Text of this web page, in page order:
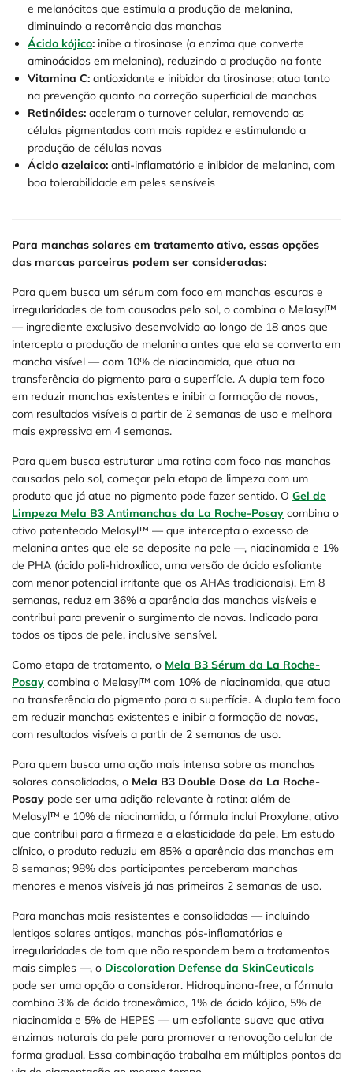
e melanócitos que estimula a produção de melanina,
diminuindo a recorrência das manchas
Ácido kójico: inibe a tirosinase (a enzima que converte
aminoácidos em melanina), reduzindo a produção na fonte
Vitamina C: antioxidante e inibidor da tirosinase; atua tanto
na prevenção quanto na correção superficial de manchas
Retinóides: aceleram o turnover celular, removendo as
células pigmentadas com mais rapidez e estimulando a
produção de células novas
Ácido azelaico: anti-inflamatório e inibidor de melanina, com
boa tolerabilidade em peles sensíveis
Para manchas solares em tratamento ativo, essas opções
das marcas parceiras podem ser consideradas:
Para quem busca um sérum com foco em manchas escuras e
irregularidades de tom causadas pelo sol, o combina o Melasyl™
— ingrediente exclusivo desenvolvido ao longo de 18 anos que
intercepta a produção de melanina antes que ela se converta em
mancha visível — com 10% de niacinamida, que atua na
transferência do pigmento para a superfície. A dupla tem foco
em reduzir manchas existentes e inibir a formação de novas,
com resultados visíveis a partir de 2 semanas de uso e melhora
mais expressiva em 4 semanas.
Para quem busca estruturar uma rotina com foco nas manchas
causadas pelo sol, começar pela etapa de limpeza com um
produto que já atue no pigmento pode fazer sentido. O Gel de
Limpeza Mela B3 Antimanchas da La Roche-Posay combina o
ativo patenteado Melasyl™ — que intercepta o excesso de
melanina antes que ele se deposite na pele —, niacinamida e 1%
de PHA (ácido poli-hidroxílico, uma versão de ácido esfoliante
com menor potencial irritante que os AHAs tradicionais). Em 8
semanas, reduz em 36% a aparência das manchas visíveis e
contribui para prevenir o surgimento de novas. Indicado para
todos os tipos de pele, inclusive sensível.
Como etapa de tratamento, o Mela B3 Sérum da La Roche-
Posay combina o Melasyl™ com 10% de niacinamida, que atua
na transferência do pigmento para a superfície. A dupla tem foco
em reduzir manchas existentes e inibir a formação de novas,
com resultados visíveis a partir de 2 semanas de uso.
Para quem busca uma ação mais intensa sobre as manchas
solares consolidadas, o Mela B3 Double Dose da La Roche-
Posay pode ser uma adição relevante à rotina: além de
Melasyl™ e 10% de niacinamida, a fórmula inclui Proxylane, ativo
que contribui para a firmeza e a elasticidade da pele. Em estudo
clínico, o produto reduziu em 85% a aparência das manchas em
8 semanas; 98% dos participantes perceberam manchas
menores e menos visíveis já nas primeiras 2 semanas de uso.
Para manchas mais resistentes e consolidadas — incluindo
lentigos solares antigos, manchas pós-inflamatórias e
irregularidades de tom que não respondem bem a tratamentos
mais simples —, o Discoloration Defense da SkinCeuticals
pode ser uma opção a considerar. Hidroquinona-free, a fórmula
combina 3% de ácido tranexâmico, 1% de ácido kójico, 5% de
niacinamida e 5% de HEPES — um esfoliante suave que ativa
enzimas naturais da pele para promover a renovação celular de
forma gradual. Essa combinação trabalha em múltiplos pontos da